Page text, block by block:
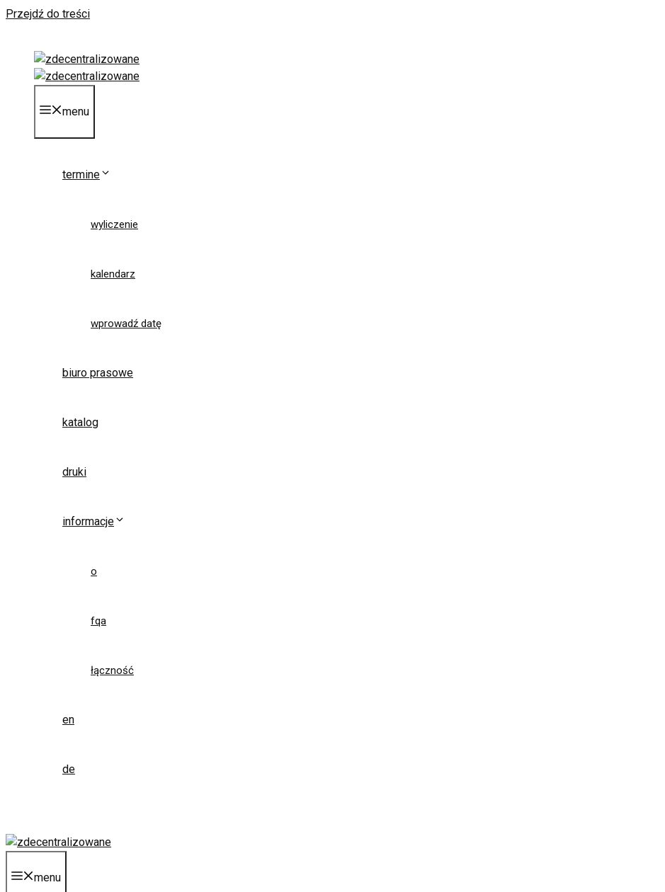
Przejdź do treści
menu
termine
wyliczenie
kalendarz
wprowadź datę
biuro prasowe
katalog
druki
informacje
o
fqa
łączność
en
de
menu